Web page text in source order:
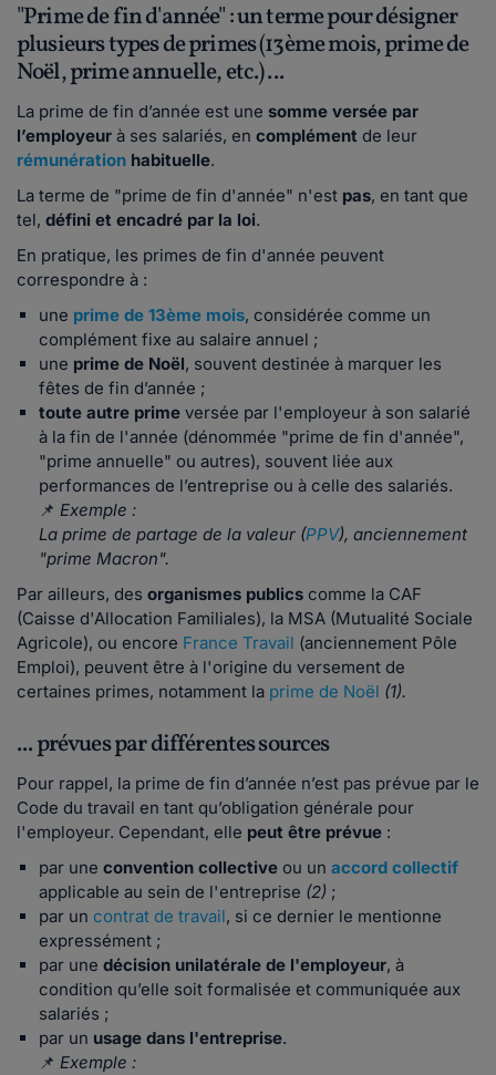
"Prime de fin d'année" : un terme pour désigner
plusieurs types de primes (13ème mois, prime de
Noël, prime annuelle, etc.) ...
La prime de fin d’année est une somme versée par
l’employeur à ses salariés, en complément de leur
rémunération habituelle.
La terme de "prime de fin d'année" n'est pas, en tant que
tel, défini et encadré par la loi.
En pratique, les primes de fin d'année peuvent
correspondre à :
une prime de 13ème mois, considérée comme un
complément fixe au salaire annuel ;
une prime de Noël, souvent destinée à marquer les
fêtes de fin d’année ;
toute autre prime versée par l'employeur à son salarié
à la fin de l'année (dénommée "prime de fin d'année",
"prime annuelle" ou autres), souvent liée aux
performances de l’entreprise ou à celle des salariés.
📌 Exemple :
La prime de partage de la valeur (PPV), anciennement
"prime Macron".
Par ailleurs, des organismes publics comme la CAF
(Caisse d'Allocation Familiales), la MSA (Mutualité Sociale
Agricole), ou encore France Travail (anciennement Pôle
Emploi), peuvent être à l'origine du versement de
certaines primes, notamment la prime de Noël (1).
... prévues par différentes sources
Pour rappel, la prime de fin d’année n’est pas prévue par le
Code du travail en tant qu’obligation générale pour
l'employeur. Cependant, elle peut être prévue :
par une convention collective ou un accord collectif
applicable au sein de l'entreprise (2) ;
par un contrat de travail, si ce dernier le mentionne
expressément ;
par une décision unilatérale de l'employeur, à
condition qu’elle soit formalisée et communiquée aux
salariés ;
par un usage dans l'entreprise.
📌 Exemple :